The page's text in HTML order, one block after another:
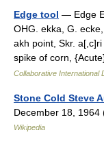
Edge tool — Edge
OHG. ekka, G.
akh point, Skr.
spike of corn,
Collaborative International
Stone Cold Steve
December 18,
Wikipedia